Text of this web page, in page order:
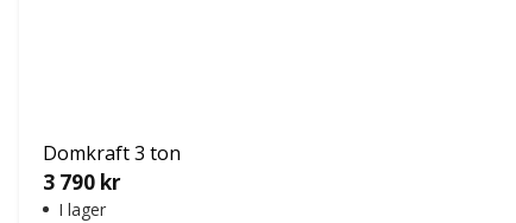
Domkraft 3 ton
3 790 kr
I lager